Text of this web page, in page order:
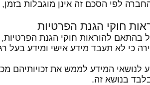
כי לא תעבד מידע אישי ומידע
לנושאי המידע לממש את זכויותיהם
בנושא זה.